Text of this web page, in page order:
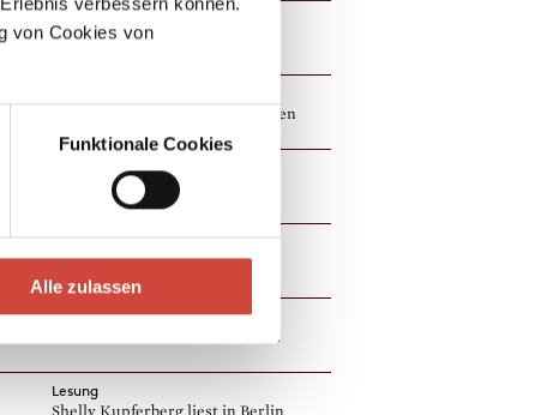
von Cookies von
Funktionale Cookies
Alle zulassen
Katja Früh liest in Engelberg
Joël Broekaert liest in Leverkusen
Dror Mishani liest in Berlin
Lesung
Joël Broekaert liest in Neuss
Lesung
Elena Fischer liest in Bad Soden
Lesung
Shelly Kupferberg liest in Berlin